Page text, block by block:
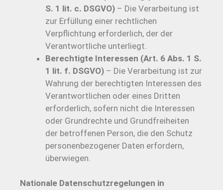
S. 1 lit. c. DSGVO) – Die Verarbeitung ist
zur Erfüllung einer rechtlichen
Verpflichtung erforderlich, der der
Verantwortliche unterliegt.
Berechtigte Interessen (Art. 6 Abs. 1 S.
1 lit. f. DSGVO) – Die Verarbeitung ist zur
Wahrung der berechtigten Interessen des
Verantwortlichen oder eines Dritten
erforderlich, sofern nicht die Interessen
oder Grundrechte und Grundfreiheiten
der betroffenen Person, die den Schutz
personenbezogener Daten erfordern,
überwiegen.
Nationale Datenschutzregelungen in